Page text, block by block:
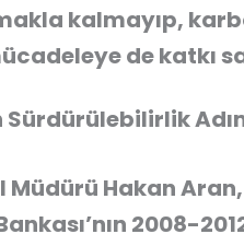
kalmayıp,
de katkı
Sürdürülebilirlik
Müdürü Hakan
2008-